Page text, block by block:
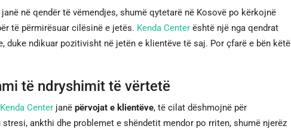
janë në qendër të vëmendjes, shumë qytetarë në Kosovë po kërkojnë
të përmirësuar cilësinë e jetës. Kenda Center është një nga qendrat
ndikuar pozitivisht në jetën e klientëve të saj. Por çfarë e bën këtë
të ndryshimit të vërtetë
Kenda Center janë përvojat e klientëve, të cilat dëshmojnë për
ankthi dhe problemet e shëndetit mendor po rriten, shumë njerëz